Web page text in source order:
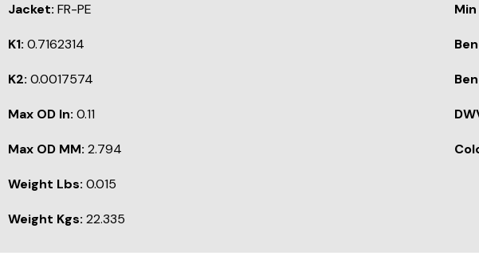
Jacket: FR-PE
K1: 0.7162314
K2: 0.0017574
Max OD In: 0.11
Max OD MM: 2.794
Weight Lbs: 0.015
Weight Kgs: 22.335